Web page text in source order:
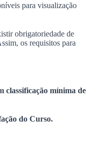
para visualização
obrigatoriedade de
os requisitos para
classificação mínima de
do Curso.